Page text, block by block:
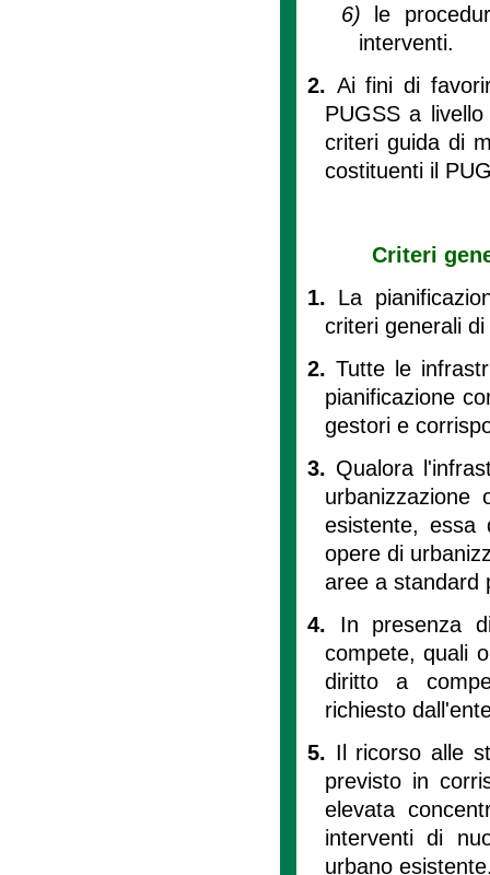
6)
le
interventi.
2. Ai fini di
PUGSS a
criteri guida di
costituenti il
Criteri
1. La
criteri generali
2. Tutte le
pianificazione
gestori e
3. Qualora
esistente, essa
opere di
aree a standard
4. In presenza
compete, quali
diritto a
richiesto
5. Il ricorso alle
previsto in
elevata
interventi di
urbano